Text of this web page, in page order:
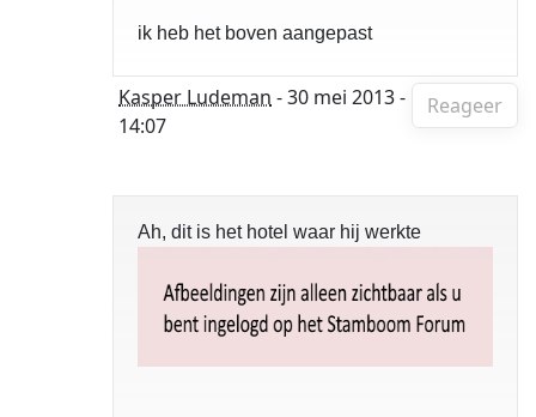
ik heb het boven aangepast
Reageer
Kasper Ludeman - 30 mei 2013 -
14:07
Ah, dit is het hotel waar hij werkte